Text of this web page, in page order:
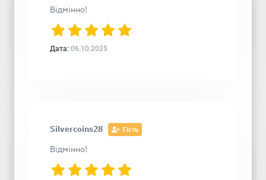
Відмінно!
Дата: 06.10.2025
Silvercoins28 Гість
Відмінно!